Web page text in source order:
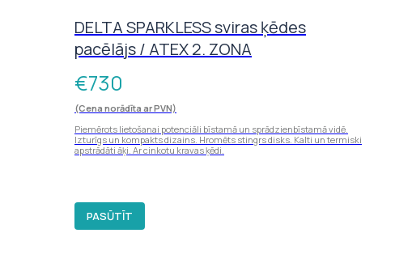
DELTA SPARKLESS sviras ķēdes
pacēlājs / ATEX 2. ZONA
€730
(Cena norādīta ar PVN)
Piemērots lietošanai potenciāli bīstamā un sprādzienbīstamā vidē.
Izturīgs un kompakts dizains. Hromēts stingrs disks. Kalti un termiski
apstrādāti āķi. Ar cinkotu kravas ķēdi.
PASŪTĪT